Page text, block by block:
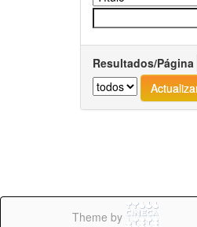
Resultados/Página
Theme by